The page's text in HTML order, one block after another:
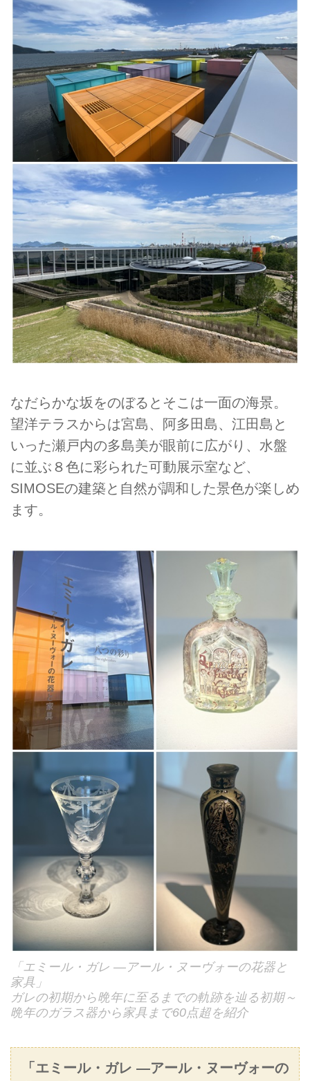
なだらかな坂をのぼるとそこは一面の海景。
望洋テラスからは宮島、阿多田島、江田島と
いった瀬戸内の多島美が眼前に広がり、水盤
に並ぶ８色に彩られた可動展示室など、
SIMOSEの建築と自然が調和した景色が楽しめ
ます。
「エミール・ガレ ―アール・ヌーヴォーの花器と
家具」
ガレの初期から晩年に至るまでの軌跡を辿る初期～
晩年のガラス器から家具まで60点超を紹介
「エミール・ガレ ―アール・ヌーヴォーの